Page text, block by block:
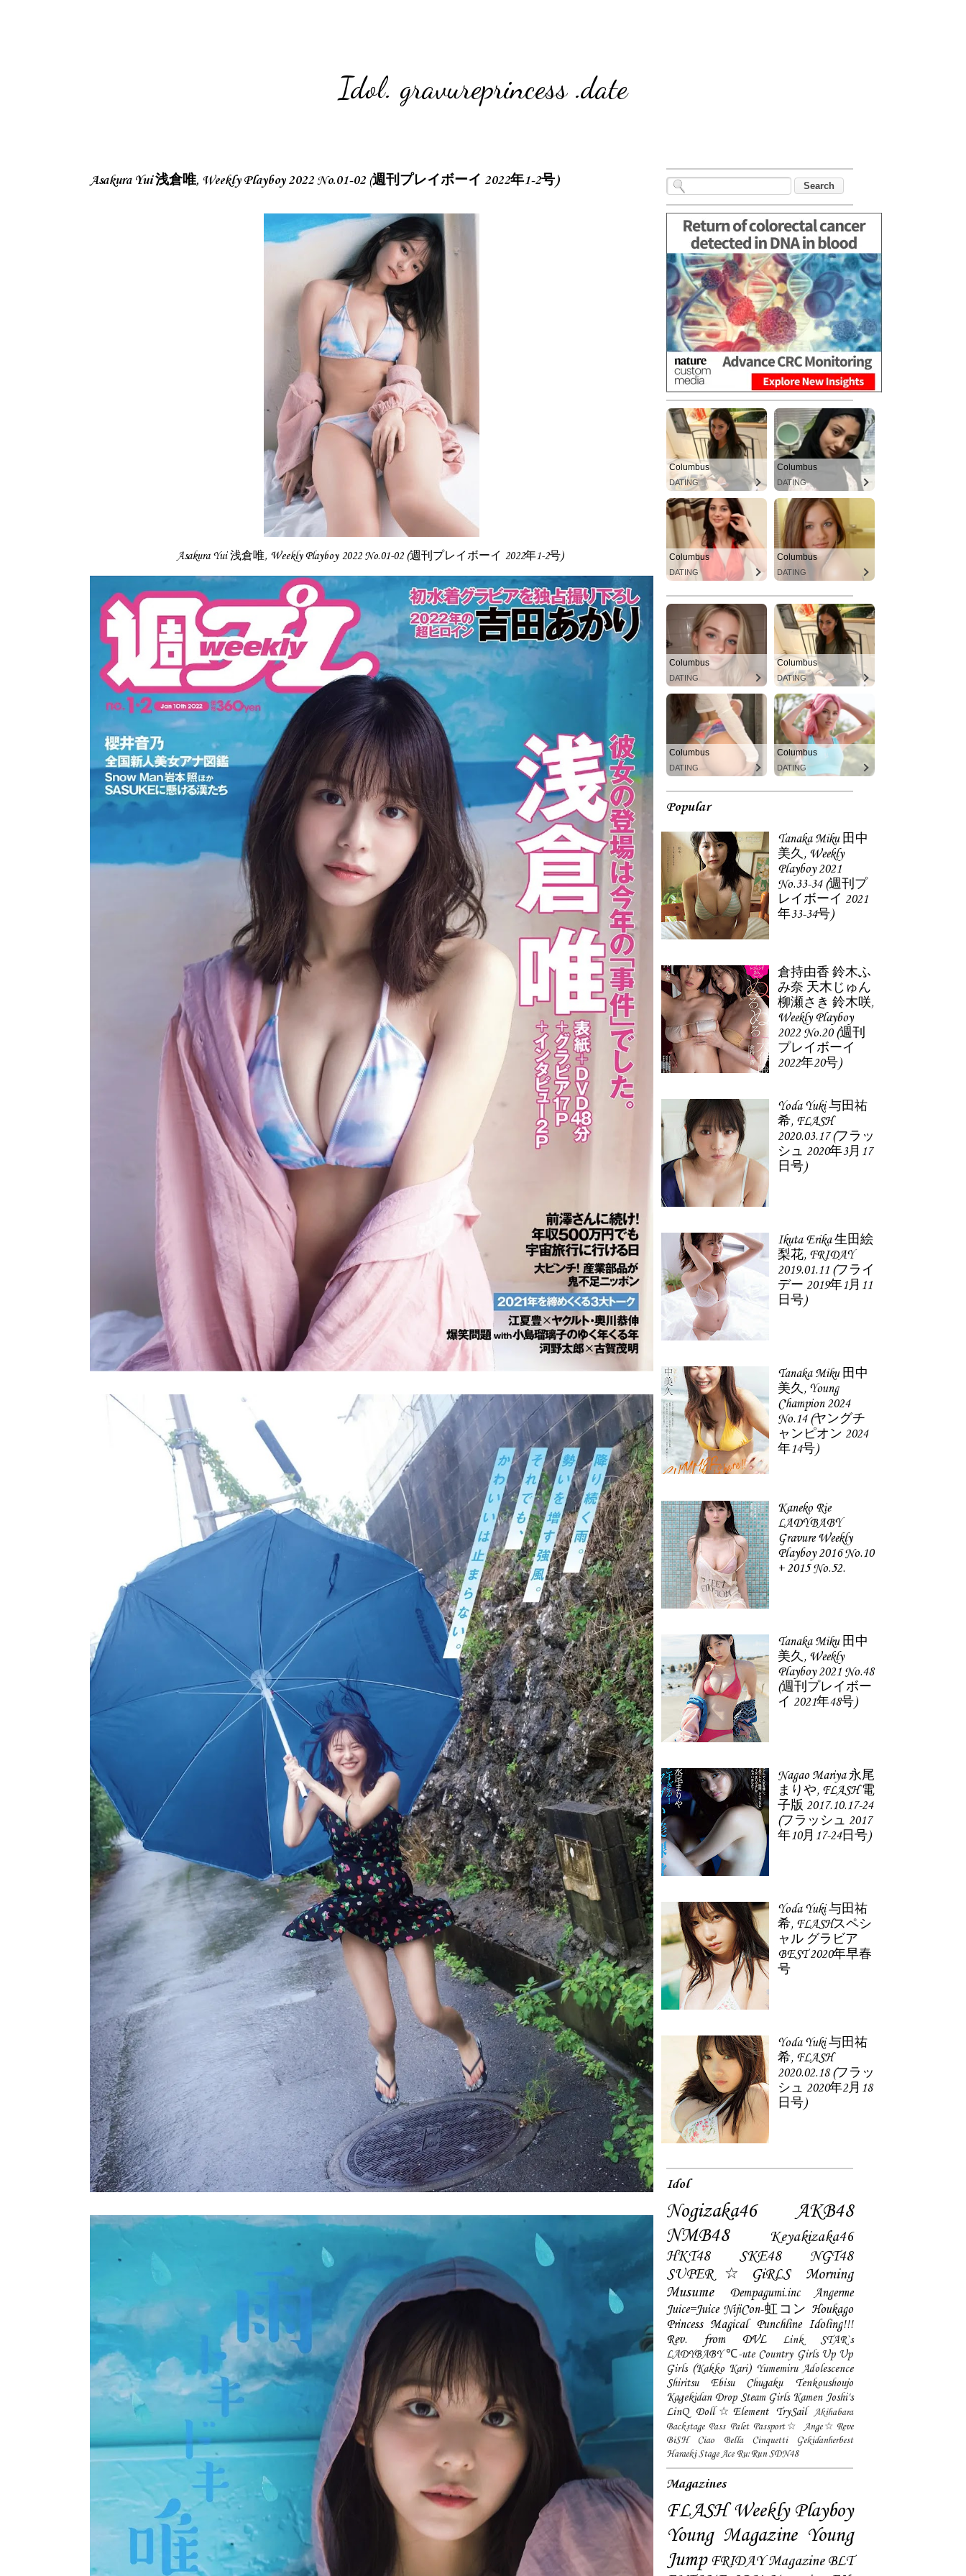
Idol. gravureprincess .date
Asakura Yui 浅倉唯, Weekly Playboy 2022 No.01-02 (週刊プレイボーイ 2022年1-2号)
Asakura Yui 浅倉唯, Weekly Playboy 2022 No.01-02 (週刊プレイボーイ 2022年1-2号)
Columbus
DATING
Columbus
DATING
Columbus
DATING
Columbus
DATING
Columbus
DATING
Columbus
DATING
Columbus
DATING
Columbus
DATING
Popular
Tanaka Miku 田中
美久, Weekly
Playboy 2021
No.33-34 (週刊プ
レイボーイ 2021
年33-34号)
倉持由香 鈴木ふ
み奈 天木じゅん
柳瀬さき 鈴木咲,
Weekly Playboy
2022 No.20 (週刊
プレイボーイ
2022年20号)
Yoda Yuki 与田祐
希, FLASH
2020.03.17 (フラッ
シュ 2020年3月17
日号)
Ikuta Erika 生田絵
梨花, FRIDAY
2019.01.11 (フライ
デー 2019年1月11
日号)
Tanaka Miku 田中
美久, Young
Champion 2024
No.14 (ヤングチ
ャンピオン 2024
年14号)
Kaneko Rie
LADYBABY
Gravure Weekly
Playboy 2016 No.10
+ 2015 No.52.
Tanaka Miku 田中
美久, Weekly
Playboy 2021 No.48
(週刊プレイボー
イ 2021年48号)
Nagao Mariya 永尾
まりや, FLASH 電
子版 2017.10.17-24
(フラッシュ 2017
年10月17-24日号)
Yoda Yuki 与田祐
希, FLASHスペシ
ャル グラビア
BEST 2020年早春
号
Yoda Yuki 与田祐
希, FLASH
2020.02.18 (フラッ
シュ 2020年2月18
日号)
Idol
Nogizaka46
AKB48
NMB48
Keyakizaka46
HKT48
SKE48
NGT48
SUPER☆GiRLS
Morning
Musume
Dempagumi.inc
Angerme
Juice=Juice NijiCon-虹コン Houkago
Princess Magical Punchline Idoling!!!
Rev. from DVL
Link STAR`s
LADYBABY ℃-ute Country Girls Up Up
Girls (Kakko Kari) Yumemiru Adolescence
Shiritsu Ebisu Chugaku
Tenkoushoujo
Kagekidan Drop Steam Girls Kamen Joshi's
LinQ Doll☆Element TrySail
Akihabara
Backstage Pass Palet Passport☆
Ange☆Reve
BiSH
Ciao Bella Cinquetti
Gekidanherbest
Haraeki Stage Ace Ru:Run SDN48
Magazines
FLASH Weekly Playboy
Young Magazine Young
Jump FRIDAY Magazine BLT